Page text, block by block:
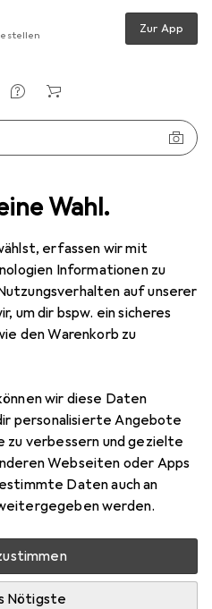
Wahl.
erfassen wir mit
Informationen zu
auf unserer
um dir bspw. ein sicheres
den Warenkorb zu
wir diese Daten
personalisierte Angebote
zu verbessern und gezielte
Webseiten oder Apps
Daten auch an
werden.
Nötigste
Zur App
Dipos Displayschutzfolie Antireflex
Antireflex
Marke
Mehr von Dipos
beim Drittanbieter
Lieferzeit